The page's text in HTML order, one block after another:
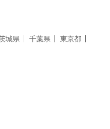
城県 千葉県
東京都